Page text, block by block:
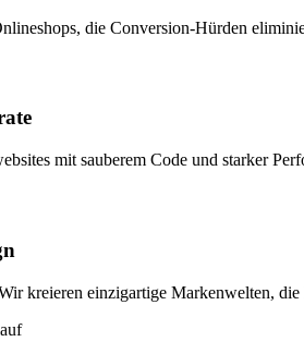
die Conversion-Hürden
mit sauberem Code und starker
kreieren einzigartige Markenwelten,